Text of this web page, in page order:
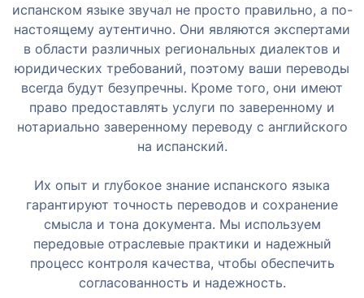
испанском языке звучал не просто правильно, а по-
настоящему аутентично. Они являются экспертами
в области различных региональных диалектов и
юридических требований, поэтому ваши переводы
всегда будут безупречны. Кроме того, они имеют
право предоставлять услуги по заверенному и
нотариально заверенному переводу с английского
на испанский.
Их опыт и глубокое знание испанского языка
гарантируют точность переводов и сохранение
смысла и тона документа. Мы используем
передовые отраслевые практики и надежный
процесс контроля качества, чтобы обеспечить
согласованность и надежность.